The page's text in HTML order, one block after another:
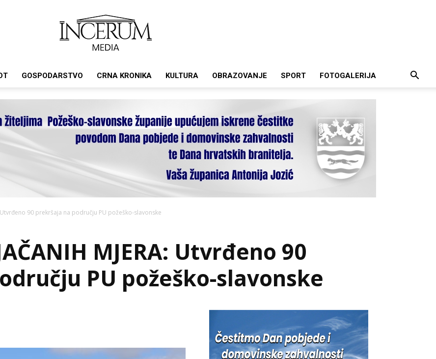
GOSPODARSTVO CRNA KRONIKA KULTURA OBRAZOVANJE SPORT FOTOGALERIJA
Utvrđeno 90 prekršaja na području PU požeško-slavonske
MJERA: Utvrđeno 90
PU požeško-slavonske